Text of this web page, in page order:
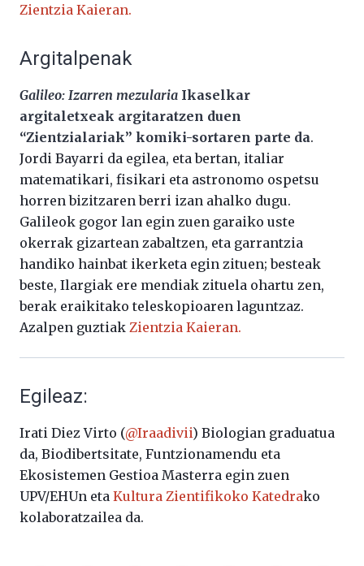
Zientzia Kaieran.
Argitalpenak
Galileo: Izarren mezularia Ikaselkar
argitaletxeak argitaratzen duen
“Zientzialariak” komiki-sortaren parte da.
Jordi Bayarri da egilea, eta bertan, italiar
matematikari, fisikari eta astronomo ospetsu
horren bizitzaren berri izan ahalko dugu.
Galileok gogor lan egin zuen garaiko uste
okerrak gizartean zabaltzen, eta garrantzia
handiko hainbat ikerketa egin zituen; besteak
beste, Ilargiak ere mendiak zituela ohartu zen,
berak eraikitako teleskopioaren laguntzaz.
Azalpen guztiak Zientzia Kaieran.
Egileaz:
Irati Diez Virto (@Iraadivii) Biologian graduatua
da, Biodibertsitate, Funtzionamendu eta
Ekosistemen Gestioa Masterra egin zuen
UPV/EHUn eta Kultura Zientifikoko Katedrako
kolaboratzailea da.